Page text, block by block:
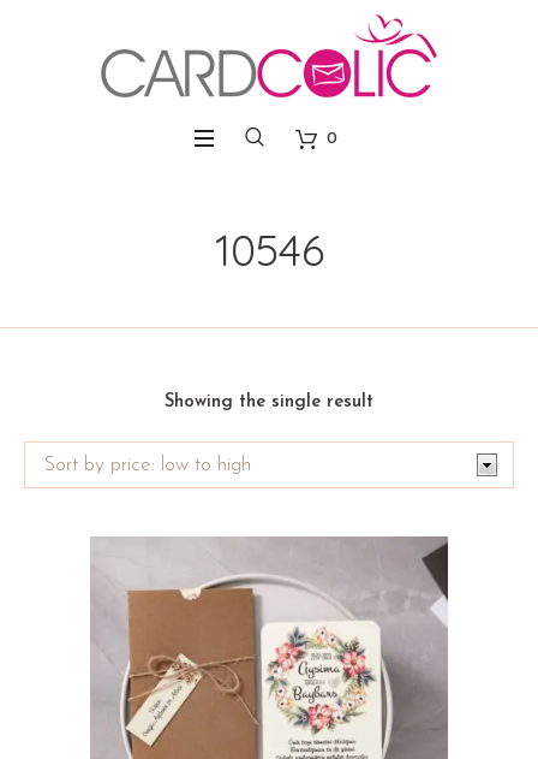
0
10546
Showing the single result